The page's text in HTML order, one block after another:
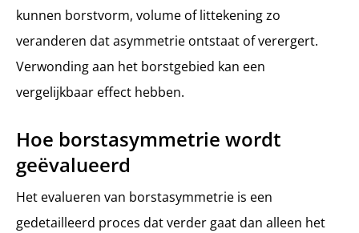
kunnen borstvorm, volume of littekening zo
veranderen dat asymmetrie ontstaat of verergert.
Verwonding aan het borstgebied kan een
vergelijkbaar effect hebben.
Hoe borstasymmetrie wordt
geëvalueerd
Het evalueren van borstasymmetrie is een
gedetailleerd proces dat verder gaat dan alleen het